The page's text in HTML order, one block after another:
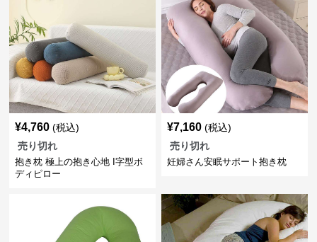
¥4,760 (税込)
売り切れ
抱き枕 極上の抱き心地 I字型ボ
ディピロー
¥7,160 (税込)
売り切れ
妊婦さん安眠サポート抱き枕